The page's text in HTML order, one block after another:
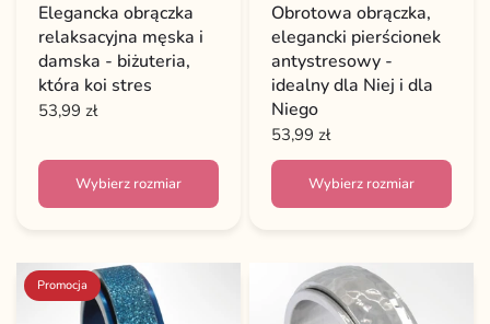
Elegancka obrączka
relaksacyjna męska i
damska - biżuteria,
która koi stres
53,99 zł
Wybierz rozmiar
Obrotowa obrączka,
elegancki pierścionek
antystresowy -
idealny dla Niej i dla
Niego
53,99 zł
Wybierz rozmiar
Promocja